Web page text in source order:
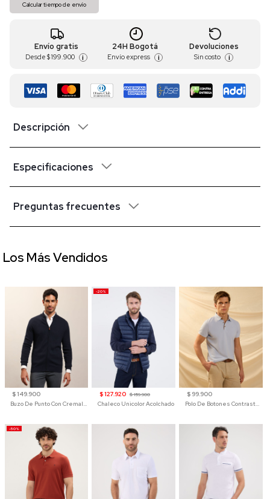
Calcular tiempo de envío
Envío gratis
Desde $ 199.900 i
24H Bogotá
Envío express i
Devoluciones
Sin costo i
Descripción
Especificaciones
Preguntas frecuentes
$ 149.900
Buzo De Punto Con Cremallera Para Hombre
-20%
$ 127.920 $ 159.900
Chaleco Unicolor Acolchado
$ 99.900
Polo De Botones Contraste Para Hombre
-50%
Los Más Vendidos